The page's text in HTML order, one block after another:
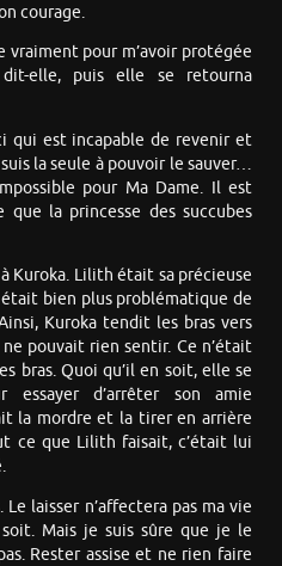
courage.
vraiment pour m’avoir protégée
elle, puis elle se retourna
qui est incapable de revenir et
la seule à pouvoir le sauver…
pour Ma Dame. Il est
la princesse des succubes
Kuroka. Lilith était sa précieuse
était bien plus problématique de
Kuroka tendit les bras vers
pouvait rien sentir. Ce n’était
bras. Quoi qu’il en soit, elle se
essayer d’arrêter son amie
la mordre et la tirer en arrière
ce que Lilith faisait, c’était lui
laisser n’affectera pas ma vie
Mais je suis sûre que je le
Rester assise et ne rien faire